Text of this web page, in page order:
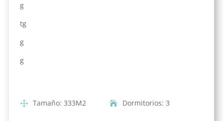
g
tg
g
g
Tamaño: 333M2 Dormitorios: 3